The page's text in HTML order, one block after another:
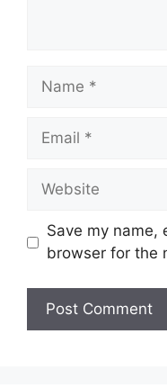
Name
Email
Website
Save my name,
browser for the